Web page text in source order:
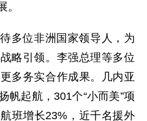
。
多位非洲国家领导人，为
略引领。李强总理等多位
多务实合作成果。几内亚
帆起航，301个“小而美”项
班增长23%，近千名援外